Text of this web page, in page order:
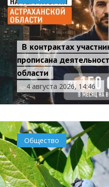
В контрактах
прописана
области
4 августа 2026, 14:46
Общество